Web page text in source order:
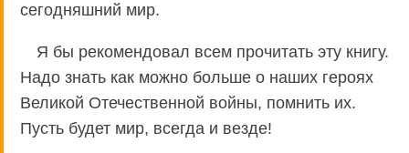
сегодняшний мир.
Я бы рекомендовал всем прочитать эту книгу.
Надо знать как можно больше о наших героях
Великой Отечественной войны, помнить их.
Пусть будет мир, всегда и везде!